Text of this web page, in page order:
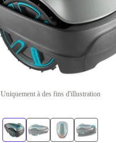
Uniquement à des fins d'illustration